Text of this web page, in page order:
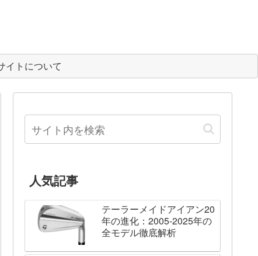
イトについて
人気記事
テーラーメイドアイアン20
年の進化：2005-2025年の
全モデル徹底解析